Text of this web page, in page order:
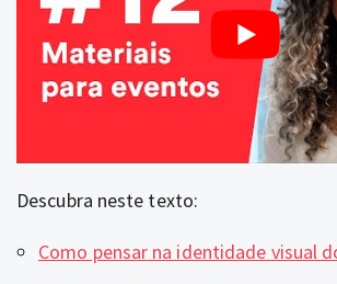
Descubra neste texto:
Como pensar na identidade visual